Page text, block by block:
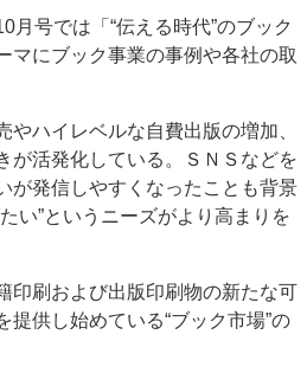
月号では「“伝える時代”のブック
マにブック事業の事例や各社の取
やハイレベルな自費出版の増加、
が活発化している。ＳＮＳなどを
が発信しやすくなったことも背景
い”というニーズがより高まりを
印刷および出版印刷物の新たな可
提供し始めている“ブック市場”の